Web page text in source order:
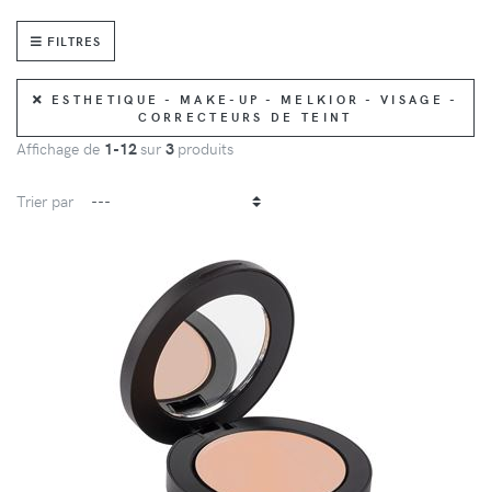
FILTRES
ESTHETIQUE - MAKE-UP - MELKIOR - VISAGE -
CORRECTEURS DE TEINT
Affichage de 1-12sur 3 produits
Trier par
DÉTAILS